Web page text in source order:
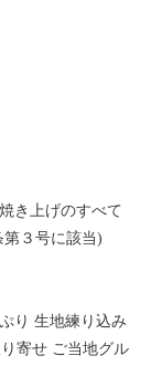
き上げのすべて
３号に該当)
り 生地練り込み
寄せ ご当地グル